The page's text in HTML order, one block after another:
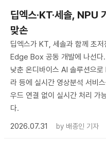
딥엑스·KT·세솔, NPU
맞손
딥엑스가 KT, 세솔과 함께 초
Edge Box 공동 개발에 나선다
낮춘 온디바이스 AI 솔루션으
라 등에 실시간 영상분석 서비
우드 연결 없이 실시간 처리 가
다.
2026.07.31
by 배종인 기자